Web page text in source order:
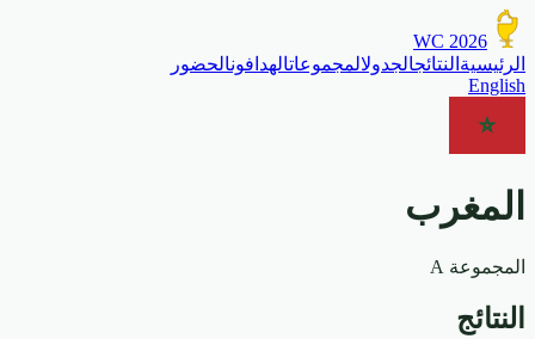
WC 2026
الرئيسية النتائجالجدولالمجموعاتالهدافونالحضور
English
المغرب
المجموعة A
النتائج